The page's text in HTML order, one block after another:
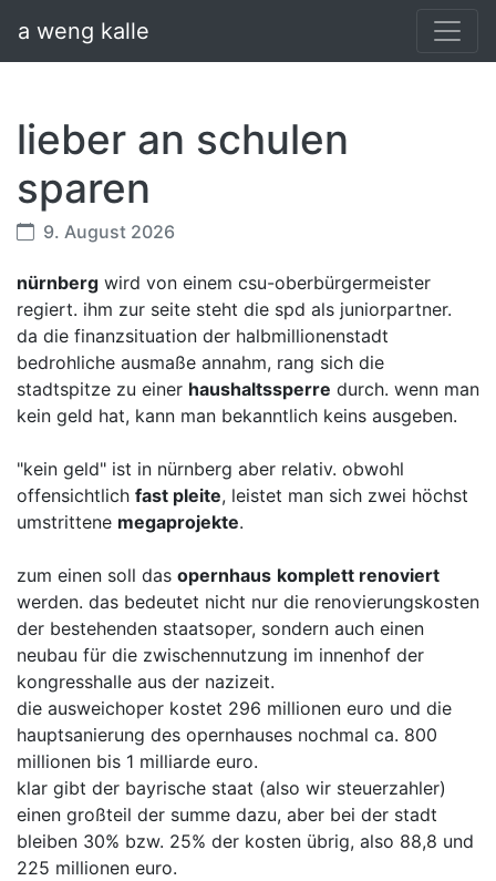
a weng kalle
lieber an schulen
sparen
9. August 2026
nürnberg wird von einem csu-oberbürgermeister
regiert. ihm zur seite steht die spd als juniorpartner.
da die finanzsituation der halbmillionenstadt
bedrohliche ausmaße annahm, rang sich die
stadtspitze zu einer haushaltssperre durch. wenn man
kein geld hat, kann man bekanntlich keins ausgeben.
"kein geld" ist in nürnberg aber relativ. obwohl
offensichtlich fast pleite, leistet man sich zwei höchst
umstrittene megaprojekte.
zum einen soll das opernhaus komplett renoviert
werden. das bedeutet nicht nur die renovierungskosten
der bestehenden staatsoper, sondern auch einen
neubau für die zwischennutzung im innenhof der
kongresshalle aus der nazizeit.
die ausweichoper kostet 296 millionen euro und die
hauptsanierung des opernhauses nochmal ca. 800
millionen bis 1 milliarde euro.
klar gibt der bayrische staat (also wir steuerzahler)
einen großteil der summe dazu, aber bei der stadt
bleiben 30% bzw. 25% der kosten übrig, also 88,8 und
225 millionen euro.